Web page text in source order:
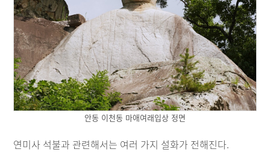
안동 이천동 마애여래입상 정면
연미사 석불과 관련해서는 여러 가지 설화가 전해진다.